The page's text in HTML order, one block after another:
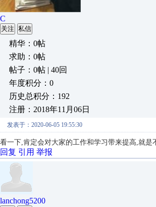
C
关注 私信
精华：0帖
求助：0帖
帖子：0帖 | 40回
年度积分：0
历史总积分：192
注册：2018年11月06日
发表于：2020-06-05 19:55:30
看一下,肯定会对大家的工作和学习带来提高,就是
回复 引用 举报
lanchong5200